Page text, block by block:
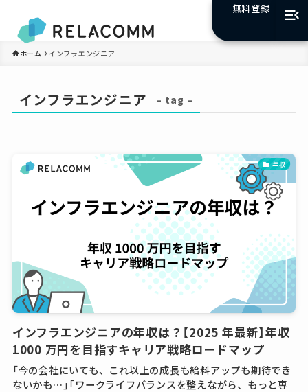
無料登録
ホーム インフラエンジニア
インフラエンジニア – tag –
年収
インフラエンジニアの年収は？【2025 年最新】年収
1000 万円を目指すキャリア戦略ロードマップ
「今の会社にいても、これ以上の成長も給料アップも期待でき
ないかも…」「ワークライフバランスを整えながら、もっと専